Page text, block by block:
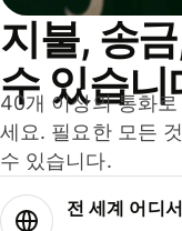
지불, 송
수 있습니
40개 이상의 통화
세요. 필요한 모든
수 있습니다.
전 세계 어디